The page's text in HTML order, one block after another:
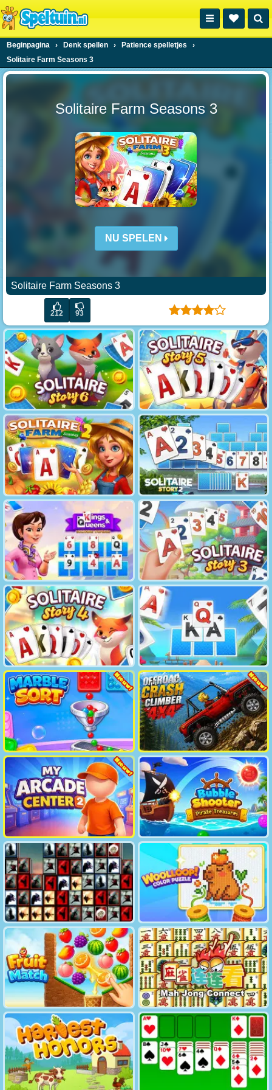
Beginpagina › Denk spellen › Patience spelletjes
›
Solitaire Farm Seasons 3
Solitaire Farm Seasons 3
NU SPELEN
Solitaire Farm Seasons 3
212 93